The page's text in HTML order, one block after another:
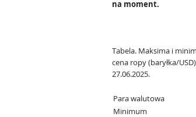
na moment.
Tabela. Maksima i
cena ropy (baryłka/
27.06.2025.
Para walutowa
Minimum